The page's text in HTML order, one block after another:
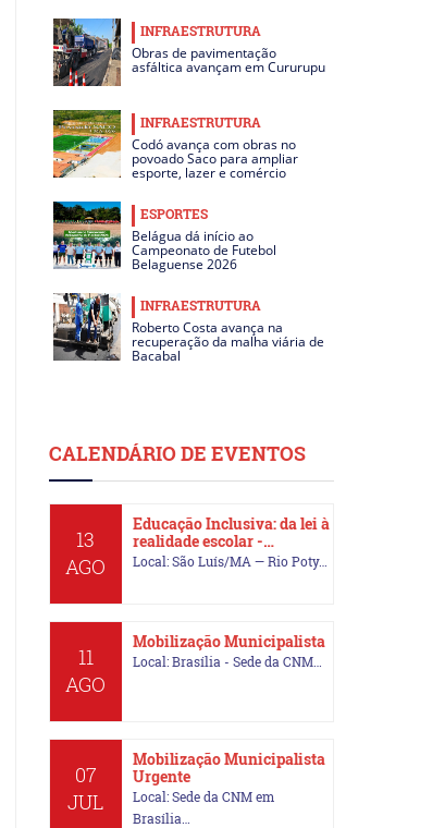
INFRAESTRUTURA
Obras de pavimentação
asfáltica avançam em Cururupu
INFRAESTRUTURA
Codó avança com obras no
povoado Saco para ampliar
esporte, lazer e comércio
ESPORTES
Belágua dá início ao
Campeonato de Futebol
Belaguense 2026
INFRAESTRUTURA
Roberto Costa avança na
recuperação da malha viária de
Bacabal
CALENDÁRIO DE EVENTOS
13
AGO
Educação Inclusiva: da lei à
realidade escolar -…
Local: São Luís/MA — Rio Poty…
11
AGO
Mobilização Municipalista
Local: Brasília - Sede da CNM…
07
JUL
Mobilização Municipalista
Urgente
Local: Sede da CNM em
Brasília…